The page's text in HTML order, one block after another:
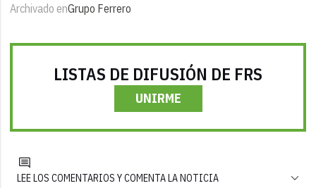
Archivado enGrupo Ferrero
LISTAS DE DIFUSIÓN DE FRS
UNIRME
LEE LOS COMENTARIOS Y COMENTA LA NOTICIA